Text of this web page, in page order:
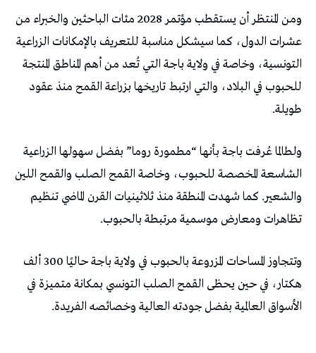
ومن المنتظر أن يستقطب مؤتمر 2028 مئات الباحثين والخبراء من
عشرات الدول، كما سيشكل مناسبة للتعريف بالإمكانات الزراعية
التونسية، وخاصة في ولاية باجة التي تُعد من أهم المناطق المنتجة
للحبوب في البلاد، والتي ارتبط تاريخها بزراعة القمح منذ عقود
طويلة.
ولطالما عُرفت باجة بأنها “مطمورة روما” بفضل سهولها الزراعية
الشاسعة المخصصة للحبوب، وخاصة القمح الصلب والقمح اللين
والشعير. كما شهدت المنطقة منذ ثلاثينيات القرن الماضي تنظيم
تظاهرات ومعارض موسمية مرتبطة بالحبوب.
وتتجاوز المساحات المزروعة بالحبوب في ولاية باجة حاليًا 300 ألف
هكتار، في حين يحظى القمح الصلب التونسي بمكانة متميزة في
الأسواق العالمية بفضل جودته العالية وخصائصه الفريدة.